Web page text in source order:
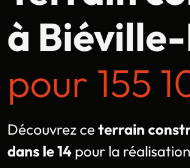
à
pour 155
Découvrez ce terrain
dans le 14 pour la